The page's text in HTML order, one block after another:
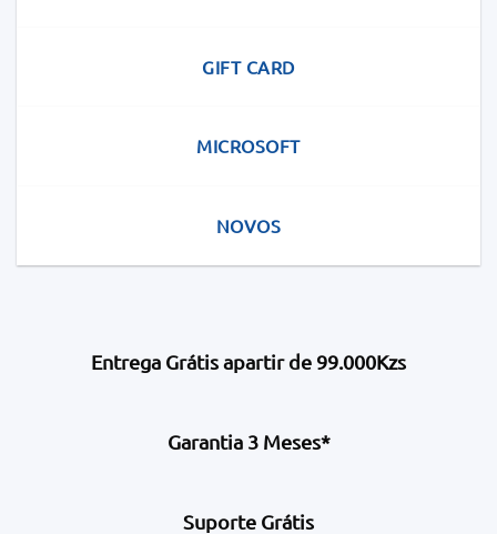
GIFT CARD
MICROSOFT
NOVOS
Entrega Grátis apartir de 99.000Kzs
Garantia 3 Meses*
Suporte Grátis